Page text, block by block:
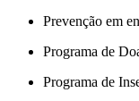
Prevenção em
Programa de
Programa de